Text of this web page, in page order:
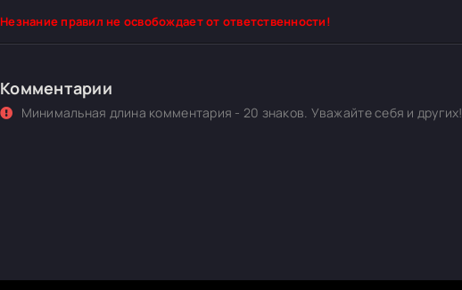
Незнание правил не освобождает от ответственности!
Комментарии
Минимальная длина комментария - 20 знаков. Уважайте себя и других!